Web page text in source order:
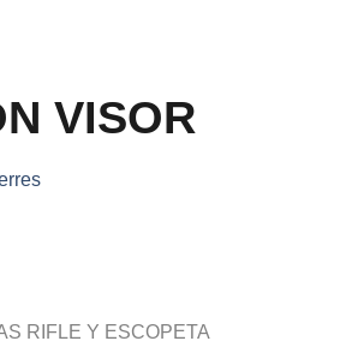
VISOR
RIFLE Y ESCOPETA